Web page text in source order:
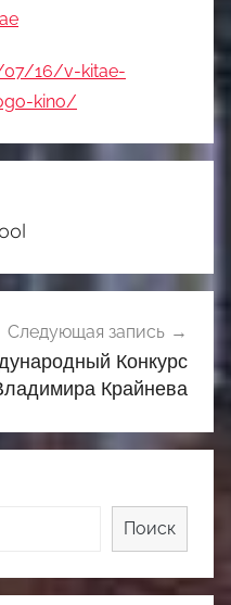
07/16/v-kitae-
kino/
Следующая запись
Конкурс
Крайнева
Поиск